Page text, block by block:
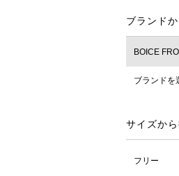
ブランド
BOICE
ブランドを
サイズか
フリー